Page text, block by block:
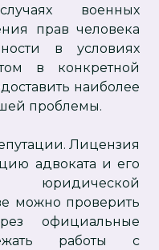
военных
прав человека
в условиях
в конкретной
наиболее
проблемы.
Лицензия
адвоката и его
юридической
можно проверить
официальные
работы с